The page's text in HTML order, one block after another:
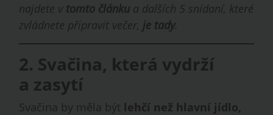
najdete v tomto článku a dalších 5 snídaní, které
zvládnete připravit večer, je tady.
2. Svačina, která vydrží
a zasytí
Svačina by měla být lehčí než hlavní jídlo,